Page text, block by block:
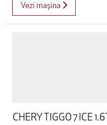
Vezi mașina
CHERY TIGGO 7 ICE